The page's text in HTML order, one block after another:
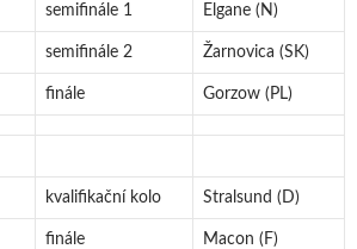
semifinále 1 Elgane (N)
semifinále 2 Žarnovica (SK)
finále Gorzow (PL)
kvalifikační kolo Stralsund (D)
finále Macon (F)